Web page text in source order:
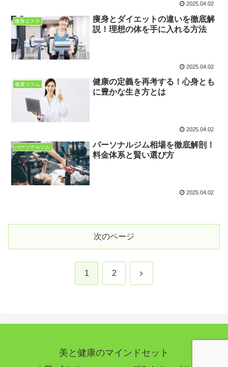
2025.04.02
痩身エステ
痩身とダイエットの違いを徹底解
説！理想の体を手に入れる方法
2025.04.02
健康コラム
健康の定義を再考する！心身とも
に豊かな生き方とは
2025.04.02
パーソナルジム
パーソナルジム相場を徹底解剖！
料金体系と賢い選び方
2025.04.02
次のページ
1 2 次
美と健康のマインドセット